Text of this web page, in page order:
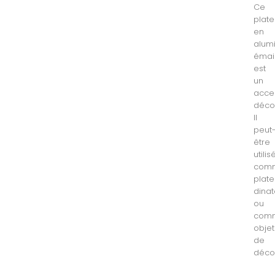
Ce
en
est
un
Il
être
ou
objet
de